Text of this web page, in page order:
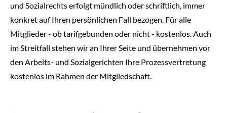
und Sozialrechts erfolgt mündlich oder schriftlich, immer
konkret auf Ihren persönlichen Fall bezogen. Für alle
Mitglieder - ob tarifgebunden oder nicht - kostenlos. Auch
im Streitfall stehen wir an Ihrer Seite und übernehmen vor
den Arbeits- und Sozialgerichten Ihre Prozessvertretung
kostenlos im Rahmen der Mitgliedschaft.